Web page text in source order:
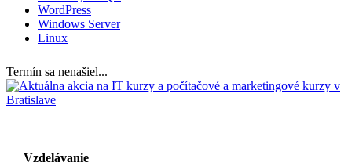
WordPress
Windows Server
Linux
Termín sa nenašiel...
Vzdelávanie